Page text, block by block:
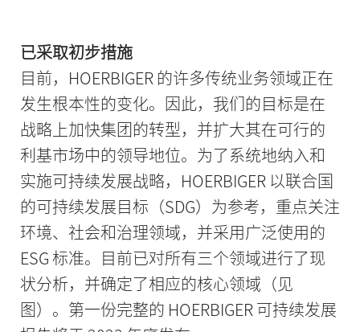
已采取初步措施
目前，HOERBIGER 的许多传统业务领域正在
发生根本性的变化。因此，我们的目标是在
战略上加快集团的转型，并扩大其在可行的
利基市场中的领导地位。为了系统地纳入和
实施可持续发展战略，HOERBIGER 以联合国
的可持续发展目标（SDG）为参考，重点关注
环境、社会和治理领域，并采用广泛使用的
ESG 标准。目前已对所有三个领域进行了现
状分析，并确定了相应的核心领域（见
图）。第一份完整的 HOERBIGER 可持续发展